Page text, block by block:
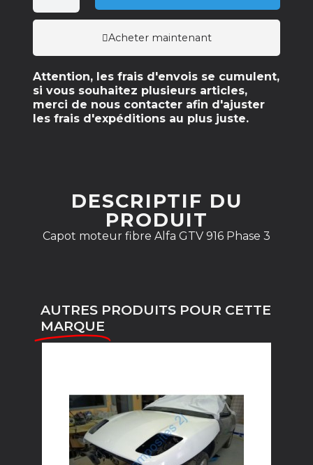
Acheter maintenant
Attention, les frais d'envois se cumulent,
si vous souhaitez plusieurs articles,
merci de nous contacter afin d'ajuster
les frais d'expéditions au plus juste.
DESCRIPTIF DU
PRODUIT
Capot moteur fibre Alfa GTV 916 Phase 3
AUTRES PRODUITS POUR CETTE
MARQUE